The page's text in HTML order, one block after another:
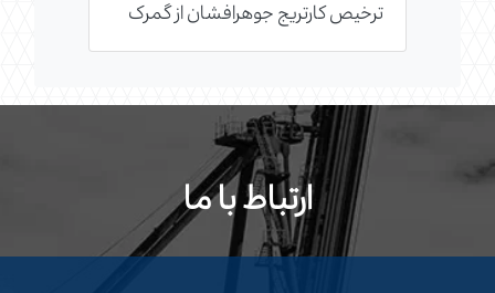
ترخیص کارتریج جوهرافشان از گمرک
ارتباط با ما